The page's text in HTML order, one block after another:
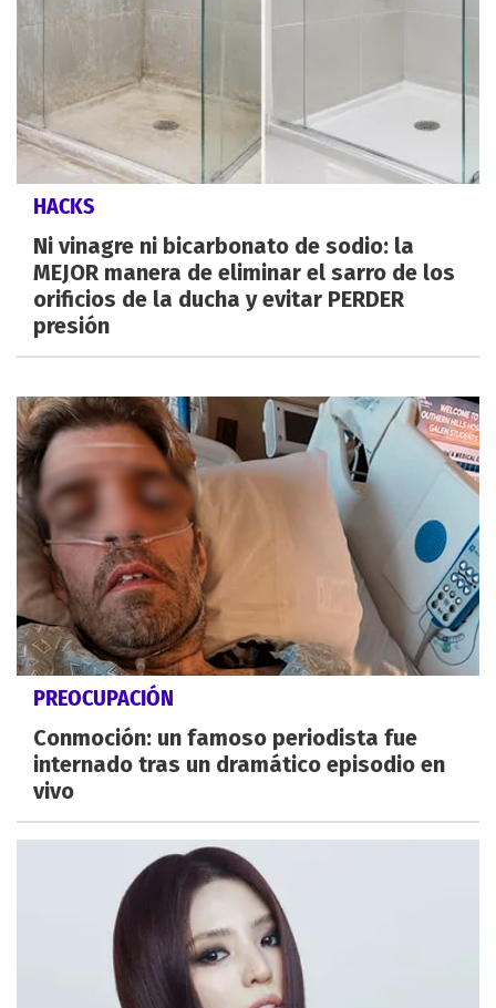
HACKS
Ni vinagre ni bicarbonato de sodio: la
MEJOR manera de eliminar el sarro de los
orificios de la ducha y evitar PERDER
presión
PREOCUPACIÓN
Conmoción: un famoso periodista fue
internado tras un dramático episodio en
vivo